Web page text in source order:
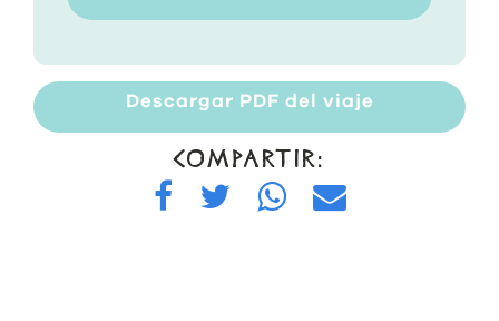
Descargar PDF del viaje
COMPARTIR: